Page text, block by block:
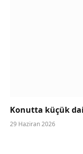
Konutta küçük
29 Haziran 2026